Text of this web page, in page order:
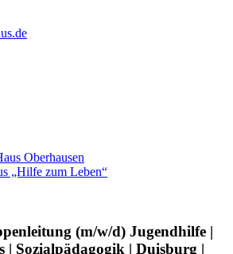
Oberhausen
„Hilfe zum Leben“
(m/w/d) Jugendhilfe |
Sozialpädagogik | Duisburg |